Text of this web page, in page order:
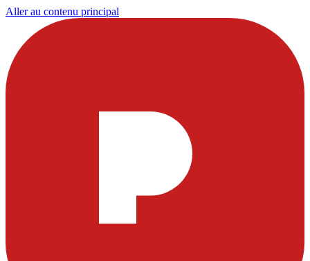
Aller au contenu principal